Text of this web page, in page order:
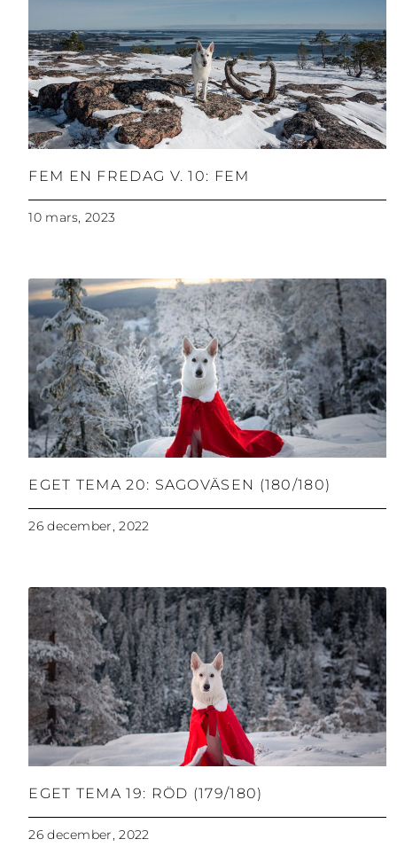
FEM EN FREDAG V. 10: FEM
10 mars, 2023
EGET TEMA 20: SAGOVÄSEN (180/180)
26 december, 2022
EGET TEMA 19: RÖD (179/180)
26 december, 2022